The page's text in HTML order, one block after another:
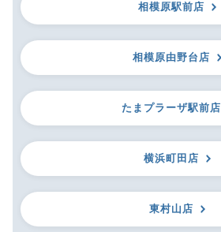
相模原駅前店
相模原由野台店
たまプラーザ駅前店
横浜町田店
東村山店